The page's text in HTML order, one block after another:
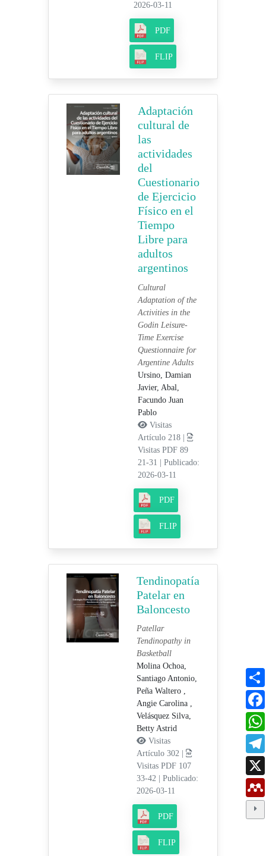
2026-03-11
PDF
FLIP
Adaptación
cultural de
las
actividades
del
Cuestionario
de Ejercicio
Físico en el
Tiempo
Libre para
adultos
argentinos
Cultural
Adaptation of the
Activities in the
Godin Leisure-
Time Exercise
Questionnaire for
Argentine Adults
Ursino, Damian
Javier, Abal,
Facundo Juan
Pablo
Visitas
Artículo 218 |
Visitas PDF 89
21-31 | Publicado:
2026-03-11
PDF
FLIP
Tendinopatía
Patelar en
Baloncesto
Patellar
Tendinopathy in
Basketball
Molina Ochoa,
Santiago Antonio,
Peña Waltero ,
Angie Carolina ,
Velásquez Silva,
Betty Astrid
Visitas
Artículo 302 |
Visitas PDF 107
33-42
Publicado:
2026-03-11
PDF
FLIP